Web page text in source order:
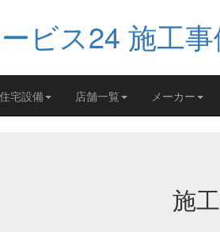
住宅設備 店舗一覧 メーカー
施